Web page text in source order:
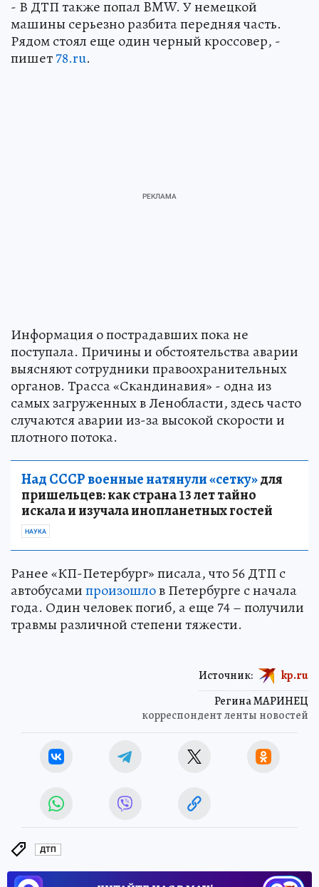
- В ДТП также попал BMW. У немецкой
машины серьезно разбита передняя часть.
Рядом стоял еще один черный кроссовер, -
пишет78.ru.
Информация о пострадавших пока не
поступала. Причины и обстоятельства аварии
выясняют сотрудники правоохранительных
органов. Трасса «Скандинавия» - одна из
самых загруженных в Ленобласти, здесь часто
случаются аварии из-за высокой скорости и
плотного потока.
Над СССР военные натянули «сетку»для
пришельцев: как страна 13 лет тайно
искала и изучала инопланетных гостей
НАУКА
Ранее «КП-Петербург» писала, что 56 ДТП с
автобусамипроизошлов Петербурге с начала
года. Один человек погиб, а еще 74 – получили
травмы различной степени тяжести.
Регина МАРИНЕЦ
корреспондент ленты новостей
Источник: kp.ru
ДТП